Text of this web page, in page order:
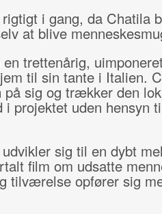
i gang, da Chatila
at blive
en trettenårig,
til sin tante i Italien.
på sig og trækker den
i projektet uden hensyn
udvikler sig til en dybt
film om udsatte
tilværelse opfører sig